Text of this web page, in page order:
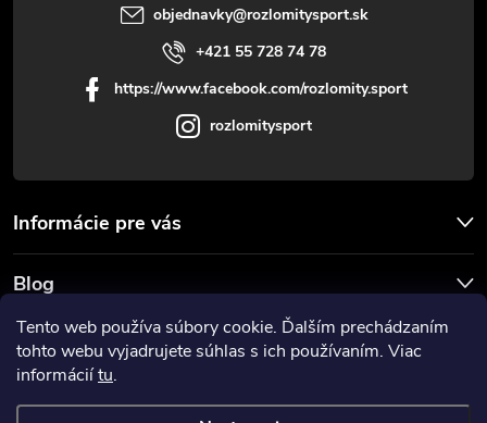
Tento web používa súbory cookie. Ďalším prechádzaním
tohto webu vyjadrujete súhlas s ich používaním. Viac
informáciítu.
objednavky@rozlomitysport.sk
+421 55 728 74 78
https://www.facebook.com/rozlomity.sport
rozlomitysport
Informácie pre vás
Blog
Prijímame online platby